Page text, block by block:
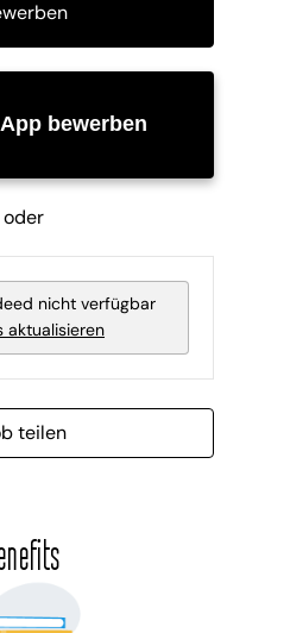
bewerben
oder
nicht verfügbar
aktualisieren
teilen